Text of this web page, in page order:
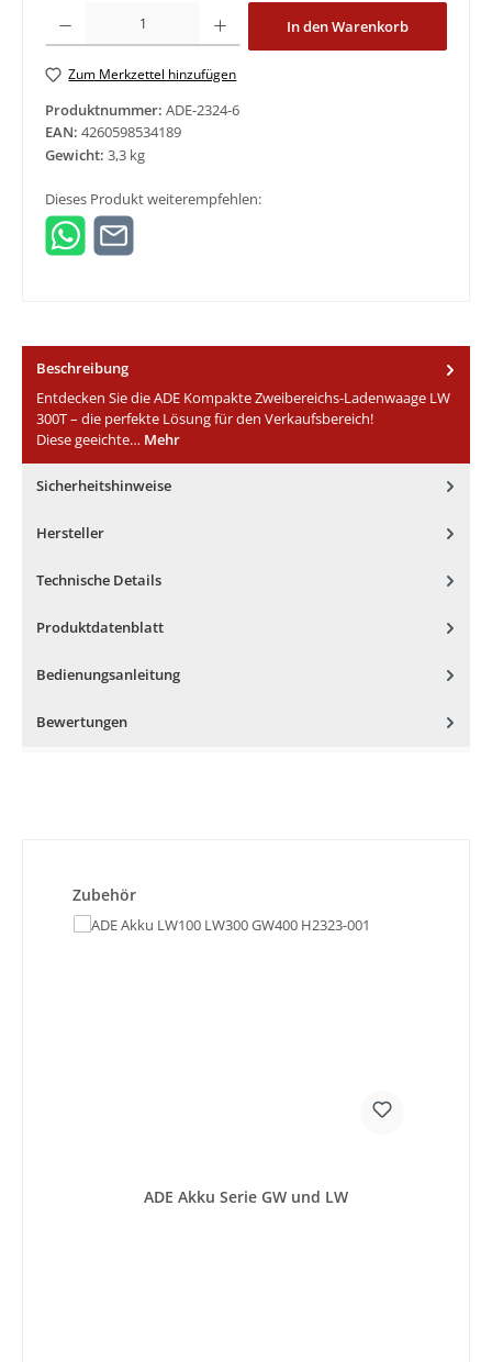
Produkt Anzahl: Gib den gewünschten Wert ein oder benutze die
In den Warenkorb
Zum Merkzettel hinzufügen
Produktnummer: ADE-2324-6
EAN: 4260598534189
Gewicht: 3,3 kg
Dieses Produkt weiterempfehlen:
Beschreibung
Entdecken Sie die ADE Kompakte Zweibereichs-Ladenwaage LW
300T – die perfekte Lösung für den Verkaufsbereich!
Diese geeichte… Mehr
Sicherheitshinweise
Hersteller
Technische Details
Produktdatenblatt
Bedienungsanleitung
Bewertungen
Produktgalerie überspringen
Zubehör
ADE Akku Serie GW und LW